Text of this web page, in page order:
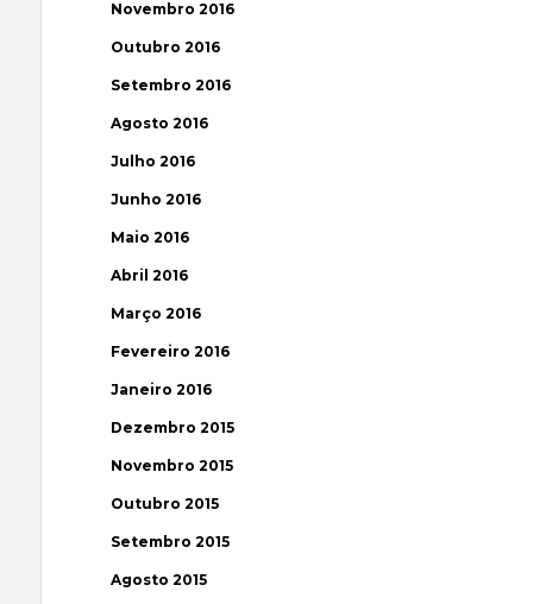
Novembro 2016
Outubro 2016
Setembro 2016
Agosto 2016
Julho 2016
Junho 2016
Maio 2016
Abril 2016
Março 2016
Fevereiro 2016
Janeiro 2016
Dezembro 2015
Novembro 2015
Outubro 2015
Setembro 2015
Agosto 2015